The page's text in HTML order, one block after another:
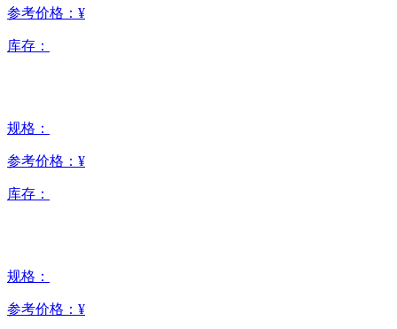
参考价格： ¥
库存：
规格：
参考价格： ¥
库存：
规格：
参考价格： ¥